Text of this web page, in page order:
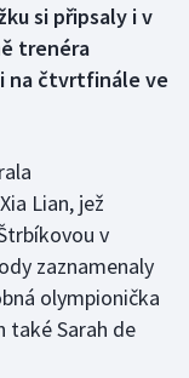
si připsaly i v
trenéra
na čtvrtfinále ve
Lian, jež
v
zaznamenaly
olympionička
také Sarah de